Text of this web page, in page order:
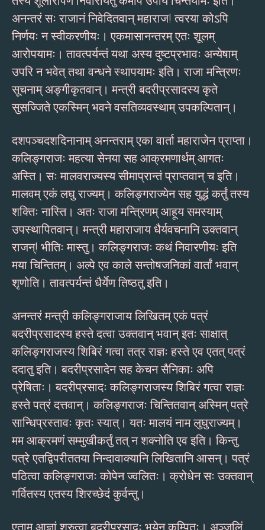
अनन्तरं सः राजानं निवेदितवान् महाराज! त्वरया कोऽपि
निर्णयः न स्वीकरणीयः। एकमासानन्तरम् एतः शूलम्
आरोपयामः। तावत्पर्यन्तं यथा अस्य दुष्टप्रभावः अन्येषाम्
उपरि न भवेत् तथा वन्धने स्थापयामः इति। राजा मन्त्रिणः
सूचनाम् अङ्गीकृतवान्। मन्त्री बदरीप्रसादस्य कृते
सुसज्जिते एकस्मिन् भवने वसतिव्यवस्थाम् उपकल्पितान्।
दशपञ्चदशदिनानाम् अनन्तराम् एका वार्ता महाराजेन प्राप्ता।
कलिङ्गराजः महत्या सेनया सह आक्रमणार्थम् आगतः
अस्ति। सः मालवराज्यस्य सीमाप्रान्तं प्राप्तवान् च इति।
मालवम् एकं लघु राज्यम्। कलिङ्गराज्येन सह युद्धं कर्तुं तस्य
शक्तिः नास्ति। अतः राजा मन्त्रिणम् आहूय समस्याम्
उपस्थापितवान्। मन्त्री महाराजाय धैर्यवचनानि उक्तवान्
राजन्! भीतिः मास्तु। कलिङ्गराजः कथं निवारणीयः इति
मया चिन्तितम्। अल्पे एव काले सन्तोषजनिकां वार्तां भवान्
शृणोति। तावत्पर्यन्तं धैर्येण तिष्ठतु इति।
अनन्तरं मन्त्री कलिङ्गराजाय लिखितम् एकं पत्रं
बदरीप्रसादस्य हस्ते दत्वा उक्तवान् भवान् इतः साक्षात्
कलिङ्गराजस्य शिबिरं गत्वा तत्र राज्ञः हस्ते एव एतत् पत्रं
ददातु इति। बदरीप्रसादेन सह केचन सैनिकाः अपि
प्रेषिताः। बदरीप्रसादः कलिङ्गराजस्य शिबिरं गत्वा राज्ञः
हस्ते पत्रं दत्तवान्। कलिङ्गराजः चिन्तितवान् अस्मिन् पत्रे
सान्धिप्रस्तावः कृतः स्यात्। यतः मालयं नाम लुघुराज्यम्।
मम आक्रमणं सम्मुखीकर्तुं तत् न शक्नोति एव इति। किन्तु
पत्रे एतद्विपरीततया निन्दावाक्यानि लिखितानि आसन्। पत्रं
पठित्वा कलिङ्गराजः कोपेन ज्वलितः। क्रोधेन सः उक्तवान्
गर्वितस्य एतस्य शिरच्छेदं कुर्वन्तु।
एताम् आज्ञां श्रुत्वा बदरीप्रसादः भयेन कम्पितः। अञ्जलिं